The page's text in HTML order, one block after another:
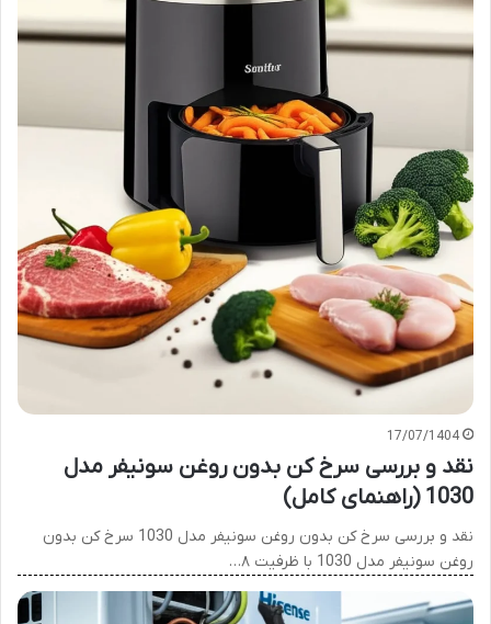
17/07/1404
نقد و بررسی سرخ کن بدون روغن سونیفر مدل
1030 (راهنمای کامل)
نقد و بررسی سرخ کن بدون روغن سونیفر مدل 1030 سرخ کن بدون
روغن سونیفر مدل 1030 با ظرفیت ۸…